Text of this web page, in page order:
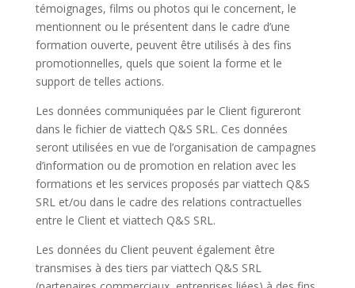
témoignages, films ou photos qui le concernent, le
mentionnent ou le présentent dans le cadre d’une
formation ouverte, peuvent être utilisés à des fins
promotionnelles, quels que soient la forme et le
supportde telles actions.
Les données communiquées par le Client figureront
dans le fichier de viattech Q&S SRL. Ces données
seront utilisées en vue de l’organisation de campagnes
d’information ou de promotion en relation avec les
formations et les services proposés par viattech Q&S
SRL et/ou dans le cadre des relations contractuelles
entre le Client et viattech Q&S SRL.
Les données du Client peuvent également être
transmises à des tiers par viattech Q&S SRL